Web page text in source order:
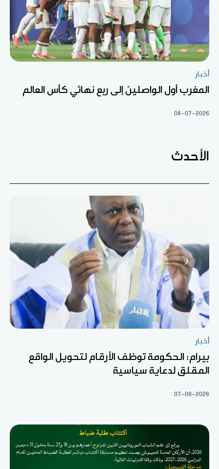
أخبار
المغرب أول الواصلين إلى ربع نهائي كأس العالم
04-07-2026
الأحدث
أخبار
بيرام: الحكومة توظف الأرقام لتحويل الواقع
المقلق لدعاية سياسية
07-08-2026